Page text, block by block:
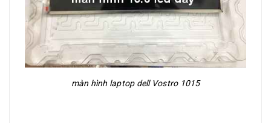
màn hình laptop dell Vostro 1015